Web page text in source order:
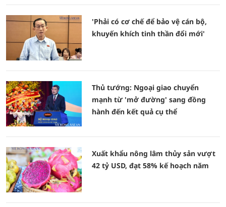
'Phải có cơ chế để bảo vệ cán bộ,
khuyến khích tinh thần đổi mới'
Thủ tướng: Ngoại giao chuyển
mạnh từ 'mở đường' sang đồng
hành đến kết quả cụ thể
Xuất khẩu nông lâm thủy sản vượt
42 tỷ USD, đạt 58% kế hoạch năm